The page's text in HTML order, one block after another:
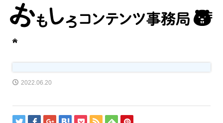
2022.06.20